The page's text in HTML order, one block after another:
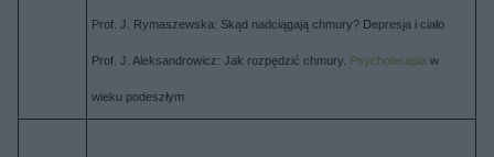
Prof. J. Rymaszewska: Skąd nadciągają chmury? Depresja i ciało
Prof. J. Aleksandrowicz: Jak rozpędzić chmury. Psychoterapia w
wieku podeszłym